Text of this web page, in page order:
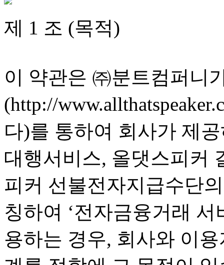
제 1 조 (목적)
이 약관은 ㈜분트컴퍼니
(http://
다)를 통하여 회사가 제
대행서비스, 올댓스피커
피커 선불전자지급수단
칭하여 ‘전자금융거래
용하는 경우, 회사와 이